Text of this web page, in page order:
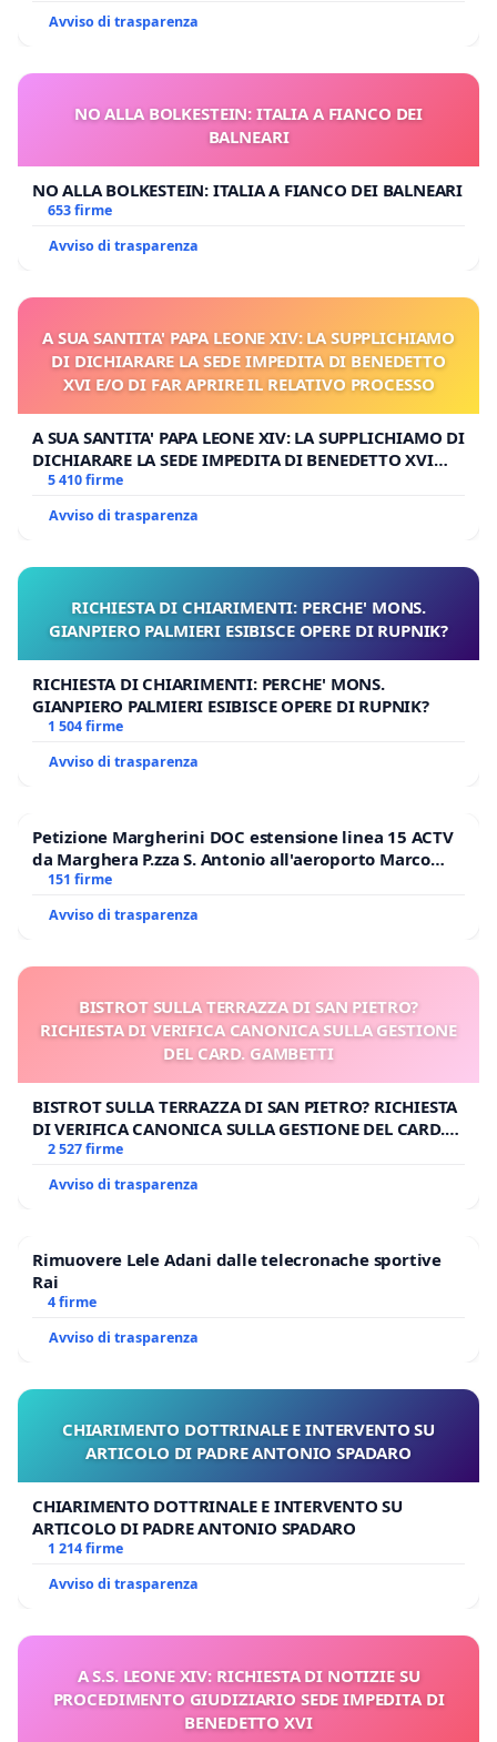
Avviso di trasparenza
NO ALLA BOLKESTEIN: ITALIA A FIANCO DEI
BALNEARI
NO ALLA BOLKESTEIN: ITALIA A FIANCO DEI BALNEARI
653 firme
Avviso di trasparenza
A SUA SANTITA' PAPA LEONE XIV: LA SUPPLICHIAMO
DI DICHIARARE LA SEDE IMPEDITA DI BENEDETTO
XVI E/O DI FAR APRIRE IL RELATIVO PROCESSO
A SUA SANTITA' PAPA LEONE XIV: LA SUPPLICHIAMO DI
DICHIARARE LA SEDE IMPEDITA DI BENEDETTO XVI
E/O DI FAR APRIRE IL RELATIVO PROCESSO
5 410 firme
Avviso di trasparenza
RICHIESTA DI CHIARIMENTI: PERCHE' MONS.
GIANPIERO PALMIERI ESIBISCE OPERE DI RUPNIK?
RICHIESTA DI CHIARIMENTI: PERCHE' MONS.
GIANPIERO PALMIERI ESIBISCE OPERE DI RUPNIK?
1 504 firme
Avviso di trasparenza
Petizione Margherini DOC estensione linea 15 ACTV
da Marghera P.zza S. Antonio all'aeroporto Marco
Polo tariffa a € 1,50
151 firme
Avviso di trasparenza
BISTROT SULLA TERRAZZA DI SAN PIETRO?
RICHIESTA DI VERIFICA CANONICA SULLA GESTIONE
DEL CARD. GAMBETTI
BISTROT SULLA TERRAZZA DI SAN PIETRO? RICHIESTA
DI VERIFICA CANONICA SULLA GESTIONE DEL CARD.
GAMBETTI
2 527 firme
Avviso di trasparenza
Rimuovere Lele Adani dalle telecronache sportive
Rai
4 firme
Avviso di trasparenza
CHIARIMENTO DOTTRINALE E INTERVENTO SU
ARTICOLO DI PADRE ANTONIO SPADARO
CHIARIMENTO DOTTRINALE E INTERVENTO SU
ARTICOLO DI PADRE ANTONIO SPADARO
1 214 firme
Avviso di trasparenza
A S.S. LEONE XIV: RICHIESTA DI NOTIZIE SU
PROCEDIMENTO GIUDIZIARIO SEDE IMPEDITA DI
BENEDETTO XVI